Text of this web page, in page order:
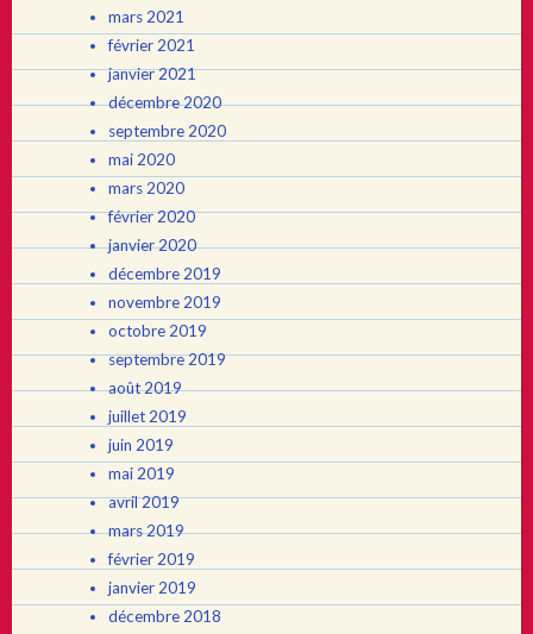
mars 2021
février 2021
janvier 2021
décembre 2020
septembre 2020
mai 2020
mars 2020
février 2020
janvier 2020
décembre 2019
novembre 2019
octobre 2019
septembre 2019
août 2019
juillet 2019
juin 2019
mai 2019
avril 2019
mars 2019
février 2019
janvier 2019
décembre 2018